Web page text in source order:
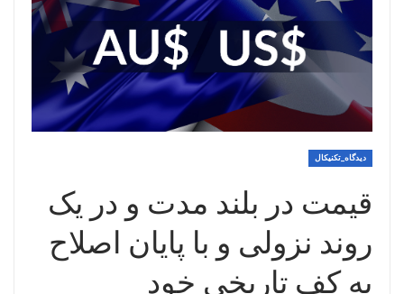
دیدگاه_تکنیکال
قیمت در بلند مدت و در یک
روند نزولی و با پایان اصلاح
به کف تاریخی خود